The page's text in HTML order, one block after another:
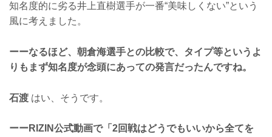
知名度的に劣る井上直樹選手が一番“美味しくない”という
風に考えました。
ーーなるほど、朝倉海選手との比較で、タイプ等というよ
りもまず知名度が念頭にあっての発言だったんですね。
石渡 はい、そうです。
ーーRIZIN公式動画で「2回戦はどうでもいいから全てを